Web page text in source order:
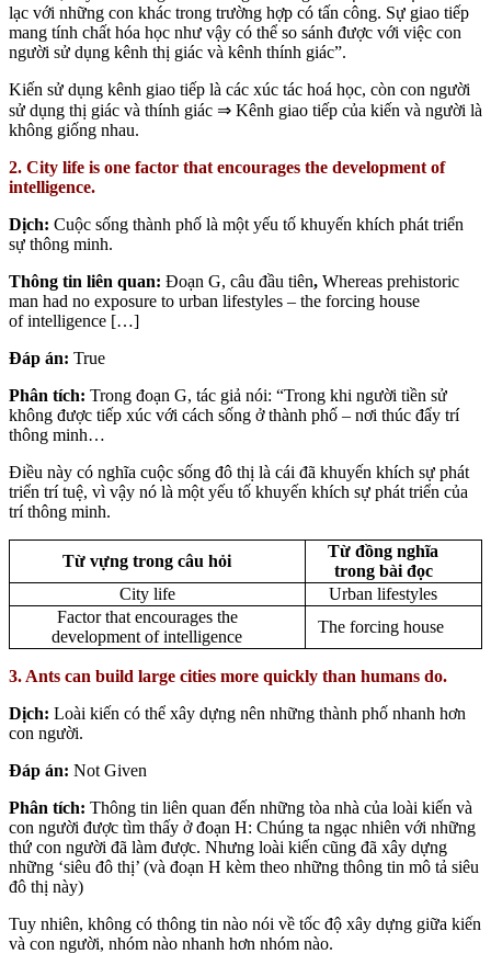
lạc với những con khác trong trường hợp có tấn công. Sự giao tiếp
mang tính chất hóa học như vậy có thể so sánh được với việc con
người sử dụng kênh thị giác và kênh thính giác”.
Kiến sử dụng kênh giao tiếp là các xúc tác hoá học, còn con người
sử dụng thị giác và thính giác ⇒ Kênh giao tiếp của kiến và người là
không giống nhau.
2. City life is one factor that encourages the development of
intelligence.
Dịch: Cuộc sống thành phố là một yếu tố khuyến khích phát triển
sự thông minh.
Thông tin liên quan: Đoạn G, câu đầu tiên, Whereas prehistoric
man had no exposure to urban lifestyles – the forcing house
of intelligence […]
Đáp án: True
Phân tích: Trong đoạn G, tác giả nói: “Trong khi người tiền sử
không được tiếp xúc với cách sống ở thành phố – nơi thúc đẩy trí
thông minh…
Điều này có nghĩa cuộc sống đô thị là cái đã khuyến khích sự phát
triển trí tuệ, vì vậy nó là một yếu tố khuyến khích sự phát triển của
trí thông minh.
Từ vựng trong câu hỏi
Từ đồng nghĩa
trong bài đọc
City life
Urban lifestyles
Factor that encourages the
development of intelligence
The forcing house
3. Ants can build large cities more quickly than humans do.
Dịch: Loài kiến có thể xây dựng nên những thành phố nhanh hơn
con người.
Đáp án: Not Given
Phân tích: Thông tin liên quan đến những tòa nhà của loài kiến và
con người được tìm thấy ở đoạn H: Chúng ta ngạc nhiên với những
thứ con người đã làm được. Nhưng loài kiến cũng đã xây dựng
những ‘siêu đô thị’ (và đoạn H kèm theo những thông tin mô tả siêu
đô thị này)
Tuy nhiên, không có thông tin nào nói về tốc độ xây dựng giữa kiến
và con người, nhóm nào nhanh hơn nhóm nào.